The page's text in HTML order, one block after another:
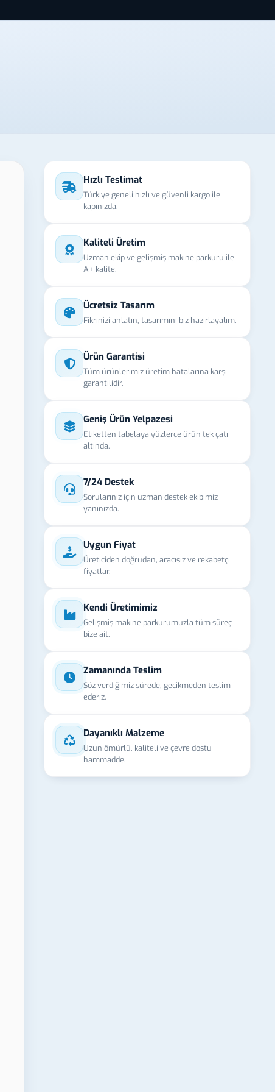
Hızlı Teslimat
Türkiye geneli hızlı ve güvenli kargo ile
kapınızda.
Kaliteli Üretim
Uzman ekip ve gelişmiş makine parkuru ile
A+ kalite.
Ücretsiz Tasarım
Fikrinizi anlatın, tasarımını biz hazırlayalım.
Ürün Garantisi
Tüm ürünlerimiz üretim hatalarına karşı
garantilidir.
Geniş Ürün Yelpazesi
Etiketten tabelaya yüzlerce ürün tek çatı
altında.
7/24 Destek
Sorularınız için uzman destek ekibimiz
yanınızda.
Uygun Fiyat
Üreticiden doğrudan, aracısız ve rekabetçi
fiyatlar.
Kendi Üretimimiz
Gelişmiş makine parkurumuzla tüm süreç
bize ait.
Zamanında Teslim
Söz verdiğimiz sürede, gecikmeden teslim
ederiz.
Dayanıklı Malzeme
Uzun ömürlü, kaliteli ve çevre dostu
hammadde.